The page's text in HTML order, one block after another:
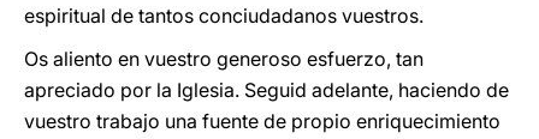
espiritual de tantos conciudadanos vuestros.
Os aliento en vuestro generoso esfuerzo, tan
apreciado por la Iglesia. Seguid adelante, haciendo de
vuestro trabajo una fuente de propio enriquecimiento